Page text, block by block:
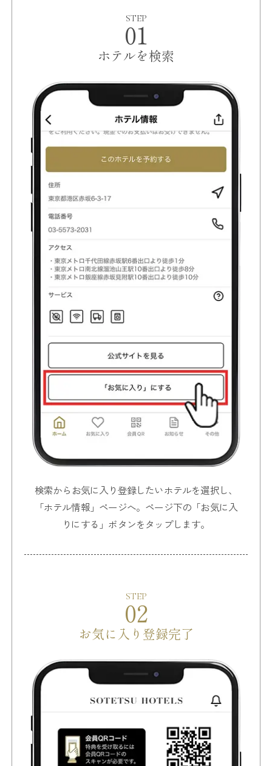
STEP
01
ホテルを検索
検索からお気に入り登録したいホテルを選択し、
「ホテル情報」ページへ。 ページ下の「お気に入
りにする」ボタンをタップします。
STEP
02
お気に入り登録完了